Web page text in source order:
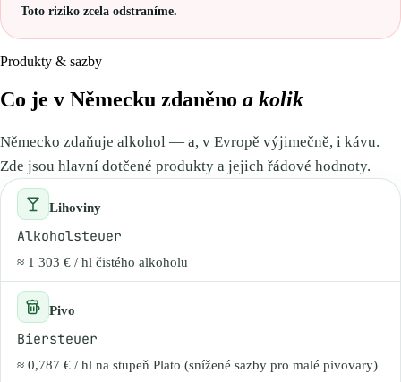
Toto riziko zcela odstraníme.
Produkty & sazby
Co je v Německu zdaněno a kolik
Německo zdaňuje alkohol — a, v Evropě výjimečně, i kávu.
Zde jsou hlavní dotčené produkty a jejich řádové hodnoty.
Lihoviny
Alkoholsteuer
≈ 1 303 € / hl čistého alkoholu
Pivo
Biersteuer
≈ 0,787 € / hl na stupeň Plato (snížené sazby pro malé pivovary)